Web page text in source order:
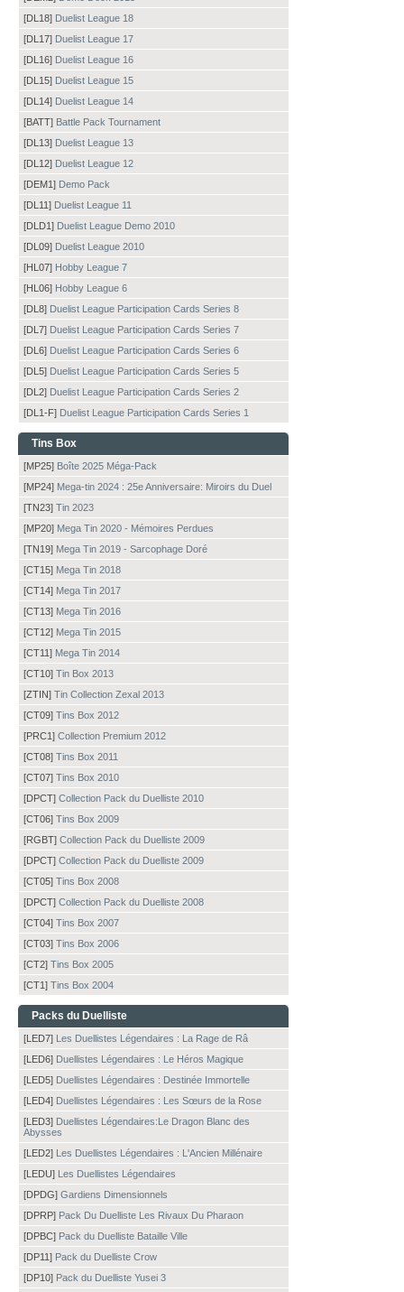
[DL18] Duelist League 18
[DL17] Duelist League 17
[DL16] Duelist League 16
[DL15] Duelist League 15
[DL14] Duelist League 14
[BATT] Battle Pack Tournament
[DL13] Duelist League 13
[DL12] Duelist League 12
[DEM1] Demo Pack
[DL11] Duelist League 11
[DLD1] Duelist League Demo 2010
[DL09] Duelist League 2010
[HL07] Hobby League 7
[HL06] Hobby League 6
[DL8] Duelist League Participation Cards Series 8
[DL7] Duelist League Participation Cards Series 7
[DL6] Duelist League Participation Cards Series 6
[DL5] Duelist League Participation Cards Series 5
[DL2] Duelist League Participation Cards Series 2
[DL1-F] Duelist League Participation Cards Series 1
Tins Box
[MP25] Boîte 2025 Méga-Pack
[MP24] Mega-tin 2024 : 25e Anniversaire: Miroirs du Duel
[TN23] Tin 2023
[MP20] Mega Tin 2020 - Mémoires Perdues
[TN19] Mega Tin 2019 - Sarcophage Doré
[CT15] Mega Tin 2018
[CT14] Mega Tin 2017
[CT13] Mega Tin 2016
[CT12] Mega Tin 2015
[CT11] Mega Tin 2014
[CT10] Tin Box 2013
[ZTIN] Tin Collection Zexal 2013
[CT09] Tins Box 2012
[PRC1] Collection Premium 2012
[CT08] Tins Box 2011
[CT07] Tins Box 2010
[DPCT] Collection Pack du Duelliste 2010
[CT06] Tins Box 2009
[RGBT] Collection Pack du Duelliste 2009
[DPCT] Collection Pack du Duelliste 2009
[CT05] Tins Box 2008
[DPCT] Collection Pack du Duelliste 2008
[CT04] Tins Box 2007
[CT03] Tins Box 2006
[CT2] Tins Box 2005
[CT1] Tins Box 2004
Packs du Duelliste
[LED7] Les Duellistes Légendaires : La Rage de Râ
[LED6] Duellistes Légendaires : Le Héros Magique
[LED5] Duellistes Légendaires : Destinée Immortelle
[LED4] Duellistes Légendaires : Les Sœurs de la Rose
[LED3] Duellistes Légendaires:Le Dragon Blanc des
Abysses
[LED2] Les Duellistes Légendaires : L'Ancien Millénaire
[LEDU] Les Duellistes Légendaires
[DPDG] Gardiens Dimensionnels
[DPRP] Pack Du Duelliste Les Rivaux Du Pharaon
[DPBC] Pack du Duelliste Bataille Ville
[DP11] Pack du Duelliste Crow
[DP10] Pack du Duelliste Yusei 3